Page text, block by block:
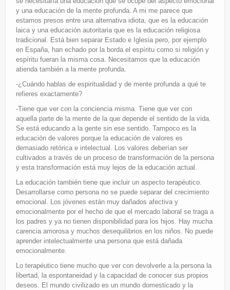
y una educación de la mente profunda. A mi me parece que
estamos presos entre una alternativa idiota, que es la educación
laica y una educación autoritaria que es la educación religiosa
tradicional. Está bien separar Estado e Iglesia pero, por ejemplo
en España, han echado por la borda el espíritu como si religión y
espíritu fueran la misma cosa. Necesitamos que la educación
atienda también a la mente profunda.
-¿Cuándo hablas de espiritualidad y de mente profunda a qué te
refieres exactamente?
-Tiene que ver con la conciencia misma. Tiene que ver con
aquella parte de la mente de la que depende el sentido de la vida.
Se está educando a la gente sin ese sentido. Tampoco es la
educación de valores porque la educación de valores es
demasiado retórica e intelectual. Los valores deberían ser
cultivados a través de un proceso de transformación de la persona
y esta transformación está muy lejos de la educación actual.
La educación también tiene que incluir un aspecto terapéutico.
Desarrollarse como persona no se puede separar del crecimiento
emocional. Los jóvenes están muy dañados afectiva y
emocionalmente por el hecho de que el mercado laboral se traga a
los padres y ya no tienen disponibilidad para los hijos. Hay mucha
carencia amorosa y muchos desequilibrios en los niños. No puede
aprender intelectualmente una persona que está dañada
emocionalmente.
Lo terapéutico tiene mucho que ver con devolverle a la persona la
libertad, la espontaneidad y la capacidad de conocer sus propios
deseos. El mundo civilizado es un mundo domesticado y la